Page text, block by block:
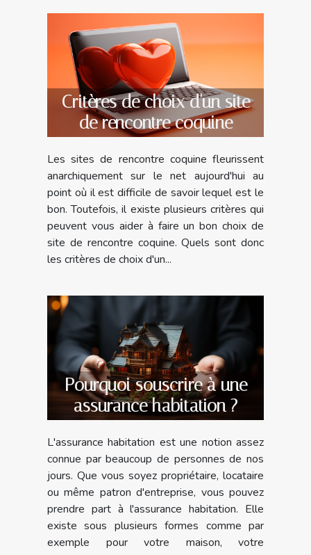
Critères de choix d'un site
de rencontre coquine
Les sites de rencontre coquine fleurissent
anarchiquement sur le net aujourd'hui au
point où il est difficile de savoir lequel est le
bon. Toutefois, il existe plusieurs critères qui
peuvent vous aider à faire un bon choix de
site de rencontre coquine. Quels sont donc
les critères de choix d'un...
Pourquoi souscrire à une
assurance habitation ?
L'assurance habitation est une notion assez
connue par beaucoup de personnes de nos
jours. Que vous soyez propriétaire, locataire
ou même patron d'entreprise, vous pouvez
prendre part à l'assurance habitation. Elle
existe sous plusieurs formes comme par
exemple pour votre maison, votre